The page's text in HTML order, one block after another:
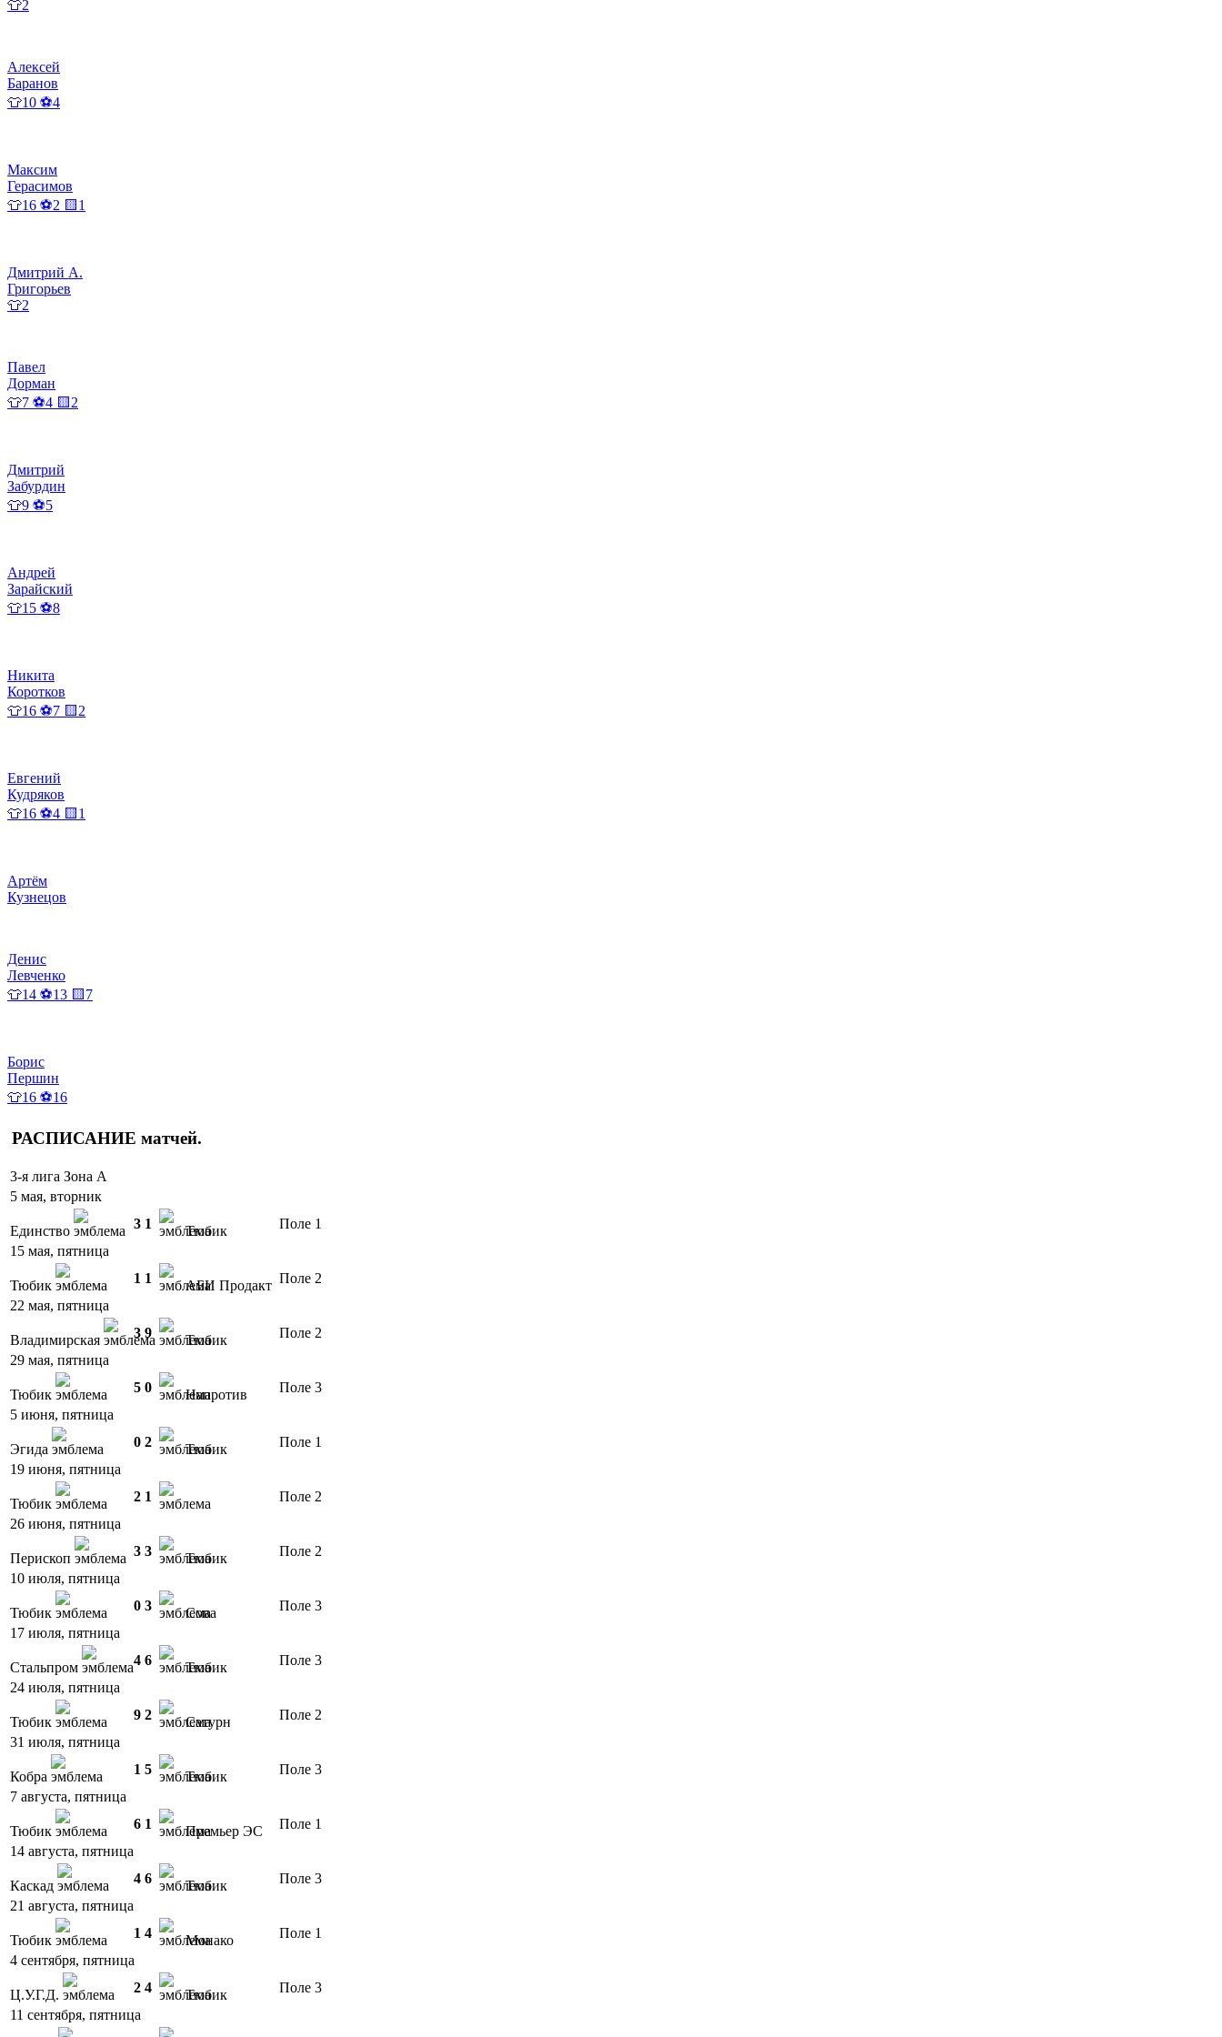
👕2
Алексей
Баранов
👕10 ⚽4
Максим
Герасимов
👕16 ⚽2 🟨1
Дмитрий А.
Григорьев
👕2
Павел
Дорман
👕7 ⚽4 🟨2
Дмитрий
Забурдин
👕9 ⚽5
Андрей
Зарайский
👕15 ⚽8
Никита
Коротков
👕16 ⚽7 🟨2
Евгений
Кудряков
👕16 ⚽4 🟨1
Артём
Кузнецов
Денис
Левченко
👕14 ⚽13 🟨7
Борис
Першин
👕16 ⚽16
РАСПИСАНИЕ матчей.
3-я лига Зона А
5 мая, вторник
Единство 3 1 Тюбик
Поле 1
15 мая, пятница
Тюбик 1 1 АБИ Продакт Поле 2
22 мая, пятница
Владимирская 3 9 Тюбик
Поле 2
29 мая, пятница
Тюбик 5 0 Напротив
Поле 3
5 июня, пятница
Эгида 0 2 Тюбик
Поле 1
19 июня, пятница
Тюбик 2 1
Поле 2
26 июня, пятница
Перископ 3 3 Тюбик
Поле 2
10 июля, пятница
Тюбик 0 3 Сова
Поле 3
17 июля, пятница
Стальпром 4 6 Тюбик
Поле 3
24 июля, пятница
Тюбик 9 2 Сатурн
Поле 2
31 июля, пятница
Кобра 1 5 Тюбик
Поле 3
7 августа, пятница
Тюбик 6 1 Премьер ЭС
Поле 1
14 августа, пятница
Каскад 4 6 Тюбик
Поле 3
21 августа, пятница
Тюбик 1 4 Монако
Поле 1
4 сентября, пятница
Ц.У.Г.Д. 2 4 Тюбик
Поле 3
11 сентября, пятница